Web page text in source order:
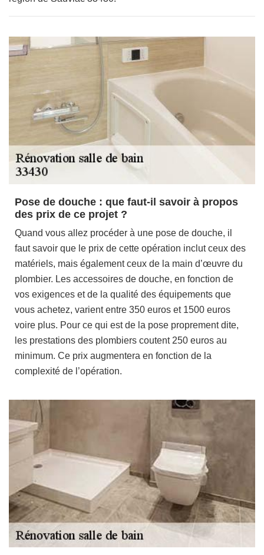
Pose de douche : que faut-il savoir à propos
des prix de ce projet ?
Quand vous allez procéder à une pose de douche, il
faut savoir que le prix de cette opération inclut ceux des
matériels, mais également ceux de la main d’œuvre du
plombier. Les accessoires de douche, en fonction de
vos exigences et de la qualité des équipements que
vous achetez, varient entre 350 euros et 1500 euros
voire plus. Pour ce qui est de la pose proprement dite,
les prestations des plombiers coutent 250 euros au
minimum. Ce prix augmentera en fonction de la
complexité de l’opération.